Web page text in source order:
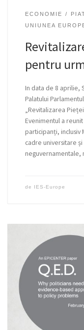
ECONOMIE
UNIUNEA
pentru
In data de 8 aprilie,
Palatului
„Revitalizarea
Evenimentul a
participanți, inclusiv
cadre universitare
neguvernamentale,
de IES-Europe